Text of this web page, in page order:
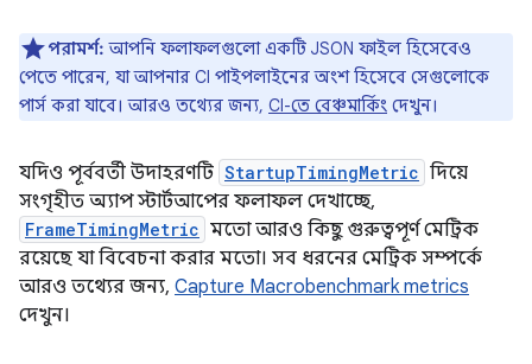
পরামর্শ: আপনি ফলাফলগুলো একটি JSON ফাইল হিসেবেও
পেতে পারেন, যা আপনার CI পাইপলাইনের অংশ হিসেবে সেগুলোকে
পার্স করা যাবে। আরও তথ্যের জন্য, CI-তে বেঞ্চমার্কিং দেখুন।
যদিও পূর্ববর্তী উদাহরণটি StartupTimingMetric দিয়ে
সংগৃহীত অ্যাপ স্টার্টআপের ফলাফল দেখাচ্ছে,
FrameTimingMetric মতো আরও কিছু গুরুত্বপূর্ণ মেট্রিক
রয়েছে যা বিবেচনা করার মতো। সব ধরনের মেট্রিক সম্পর্কে
আরও তথ্যের জন্য, Capture Macrobenchmark metrics
দেখুন।